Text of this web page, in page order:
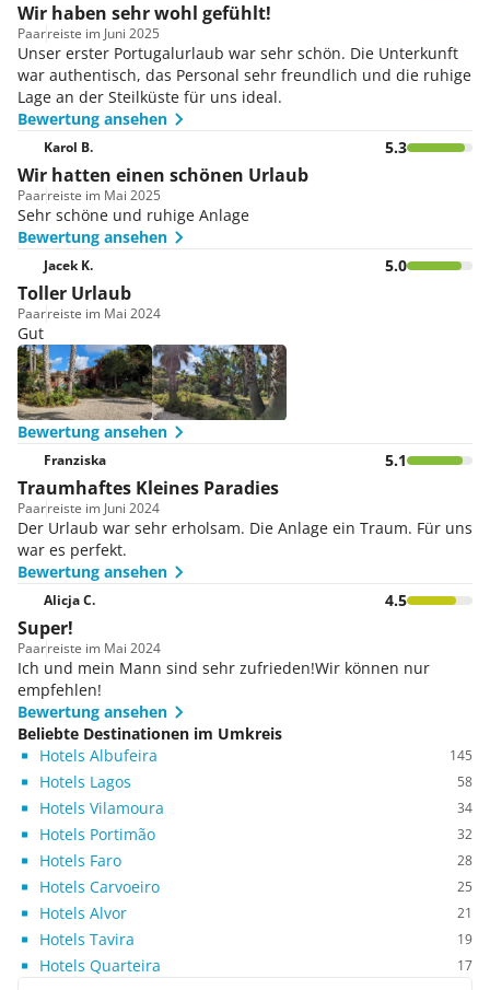
Wir haben sehr wohl gefühlt!
Paarreiste im Juni 2025
Unser erster Portugalurlaub war sehr schön. Die Unterkunft
war authentisch, das Personal sehr freundlich und die ruhige
Lage an der Steilküste für uns ideal.
Bewertung ansehen
Karol B. 5.3
Wir hatten einen schönen Urlaub
Paarreiste im Mai 2025
Sehr schöne und ruhige Anlage
Bewertung ansehen
Jacek K. 5.0
Toller Urlaub
Paarreiste im Mai 2024
Gut
Bewertung ansehen
Franziska 5.1
Traumhaftes Kleines Paradies
Paarreiste im Juni 2024
Der Urlaub war sehr erholsam. Die Anlage ein Traum. Für uns
war es perfekt.
Bewertung ansehen
Alicja C. 4.5
Super!
Paarreiste im Mai 2024
Ich und mein Mann sind sehr zufrieden!Wir können nur
empfehlen!
Bewertung ansehen
Beliebte Destinationen im Umkreis
Hotels Albufeira
145
Hotels Lagos 58
Hotels Vilamoura 34
Hotels Portimão 32
Hotels Faro 28
Hotels Carvoeiro 25
Hotels Alvor 21
Hotels Tavira 19
Hotels Quarteira 17